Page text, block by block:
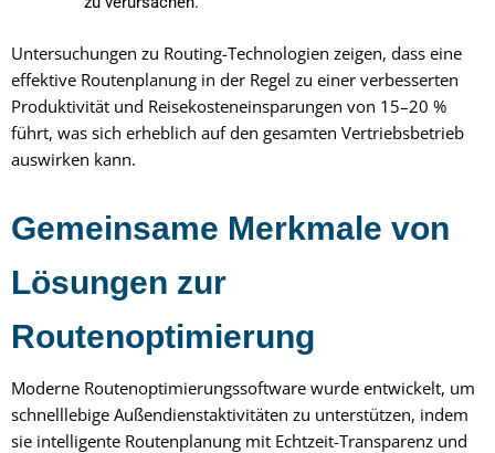
Untersuchungen zu Routing-Technologien zeigen, dass eine
effektive Routenplanung in der Regel zu einer verbesserten
Produktivität und Reisekosteneinsparungen von 15–20 %
führt, was sich erheblich auf den gesamten Vertriebsbetrieb
auswirken kann.
Gemeinsame Merkmale von
Lösungen zur
Routenoptimierung
Moderne Routenoptimierungssoftware wurde entwickelt, um
schnelllebige Außendienstaktivitäten zu unterstützen, indem
sie intelligente Routenplanung mit Echtzeit-Transparenz und